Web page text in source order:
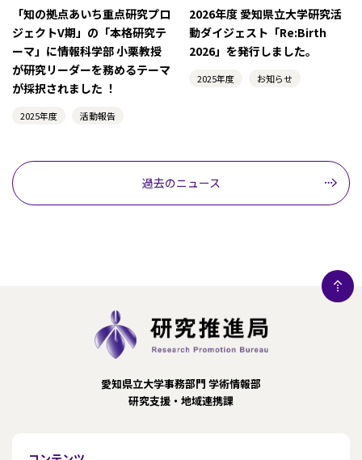
「知の拠点あいち重点研究プロ
ジェクトV期」の「本格研究テ
ーマ」に情報科学部 小栗教授
が研究リーダーを務めるテーマ
が採択されました ！
2025年度 活動報告
2026年度 愛知県立大学研究活
動ダイジェスト「Re:Birth
2026」を発行しました。
2025年度 お知らせ
過去のニュース
愛知県立大学事務部門 学術情報部
研究支援・地域連携課